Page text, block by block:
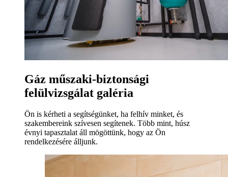
Gáz műszaki-biztonsági
felülvizsgálat galéria
Ön is kérheti a segítségünket, ha felhív minket, és
szakembereink szívesen segítenek. Több mint, húsz
évnyi tapasztalat áll mögöttünk, hogy az Ön
rendelkezésére álljunk.